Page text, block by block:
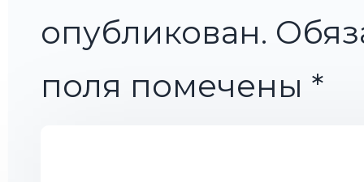
опубликован.
поля помечены *